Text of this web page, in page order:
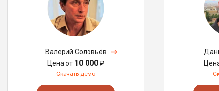
Валерий Соловьёв
Цена от 10 000₽
Скачать демо